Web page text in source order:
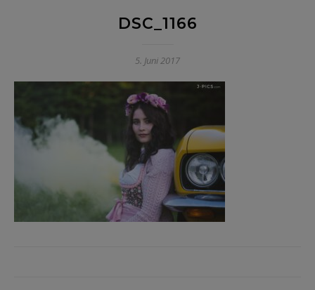
DSC_1166
5. Juni 2017